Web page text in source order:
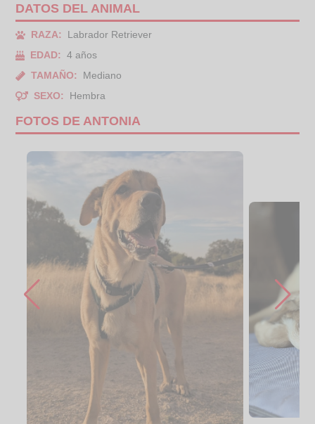
DATOS DEL ANIMAL
RAZA:
Labrador Retriever
EDAD:
4 años
TAMAÑO:
Mediano
SEXO:
Hembra
FOTOS DE ANTONIA